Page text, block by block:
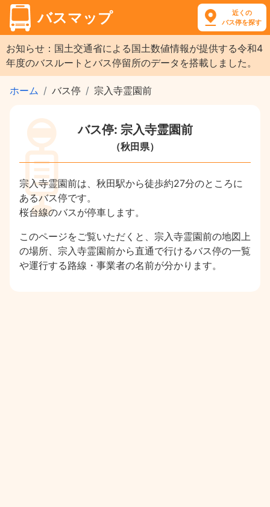
バスマップ
近くの
バス停を探す
お知らせ：国土交通省による国土数値情報が提供する令和4
年度のバスルートとバス停留所のデータを搭載しました。
ホーム バス停 宗入寺霊園前
バス停: 宗入寺霊園前
（秋田県）
宗入寺霊園前は、秋田駅から徒歩約27分のところに
あるバス停です。
桜台線のバスが停車します。
このページをご覧いただくと、宗入寺霊園前の地図上
の場所、宗入寺霊園前から直通で行けるバス停の一覧
や運行する路線・事業者の名前が分かります。